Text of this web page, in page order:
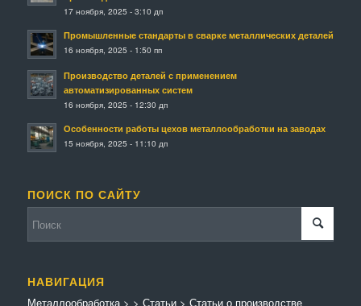
17 ноября, 2025 - 3:10 дп
Промышленные стандарты в сварке металлических деталей
16 ноября, 2025 - 1:50 пп
Производство деталей с применением
автоматизированных систем
16 ноября, 2025 - 12:30 дп
Особенности работы цехов металлообработки на заводах
15 ноября, 2025 - 11:10 дп
ПОИСК ПО САЙТУ
НАВИГАЦИЯ
Металлообработка> > Статьи> Статьи о производстве